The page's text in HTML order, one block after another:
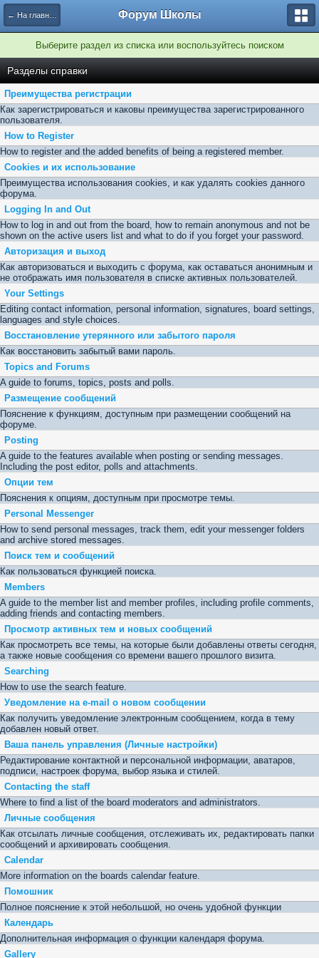
← На главную страницу Форум Школы
Выберите раздел из списка или воспользуйтесь поиском
Разделы справки
Преимущества регистрации
Как зарегистрироваться и каковы преимущества зарегистрированного
пользователя.
How to Register
How to register and the added benefits of being a registered member.
Cookies и их использование
Преимущества использования cookies, и как удалять cookies данного
форума.
Logging In and Out
How to log in and out from the board, how to remain anonymous and not be
shown on the active users list and what to do if you forget your password.
Авторизация и выход
Как авторизоваться и выходить с форума, как оставаться анонимным и
не отображать имя пользователя в списке активных пользователей.
Your Settings
Editing contact information, personal information, signatures, board settings,
languages and style choices.
Восстановление утерянного или забытого пароля
Как восстановить забытый вами пароль.
Topics and Forums
A guide to forums, topics, posts and polls.
Размещение сообщений
Пояснение к функциям, доступным при размещении сообщений на
форуме.
Posting
A guide to the features available when posting or sending messages.
Including the post editor, polls and attachments.
Опции тем
Пояснения к опциям, доступным при просмотре темы.
Personal Messenger
How to send personal messages, track them, edit your messenger folders
and archive stored messages.
Поиск тем и сообщений
Как пользоваться функцией поиска.
Members
A guide to the member list and member profiles, including profile comments,
adding friends and contacting members.
Просмотр активных тем и новых сообщений
Как просмотреть все темы, на которые были добавлены ответы сегодня,
а также новые сообщения со времени вашего прошлого визита.
Searching
How to use the search feature.
Уведомление на е-mail о новом сообщении
Как получить уведомление электронным сообщением, когда в тему
добавлен новый ответ.
Ваша панель управления (Личные настройки)
Редактирование контактной и персональной информации, аватаров,
подписи, настроек форума, выбор языка и стилей.
Contacting the staff
Where to find a list of the board moderators and administrators.
Личные сообщения
Как отсылать личные сообщения, отслеживать их, редактировать папки
сообщений и архивировать сообщения.
Calendar
More information on the boards calendar feature.
Помошник
Полное пояснение к этой небольшой, но очень удобной функции
Календарь
Дополнительная информация о функции календаря форума.
Gallery